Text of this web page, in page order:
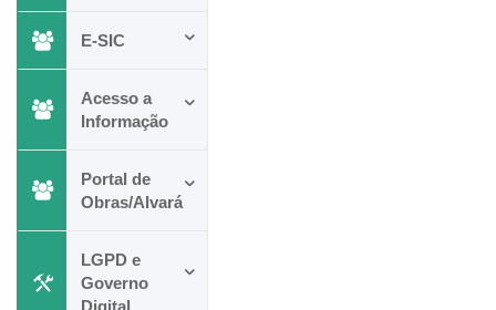
E-SIC
Acesso a
Informação
Portal de
Obras/Alvará
LGPD e
Governo
Digital